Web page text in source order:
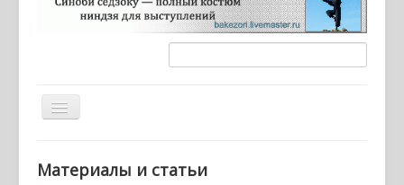
Вы здесь:
Кровавые Клинки (Bloody Blades)
Материалы и статьи